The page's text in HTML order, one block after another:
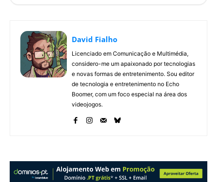
David Fialho
Licenciado em Comunicação e Multimédia,
considero-me um apaixonado por tecnologias
e novas formas de entretenimento. Sou editor
de tecnologia e entretenimento no Echo
Boomer, com um foco especial na área dos
videojogos.